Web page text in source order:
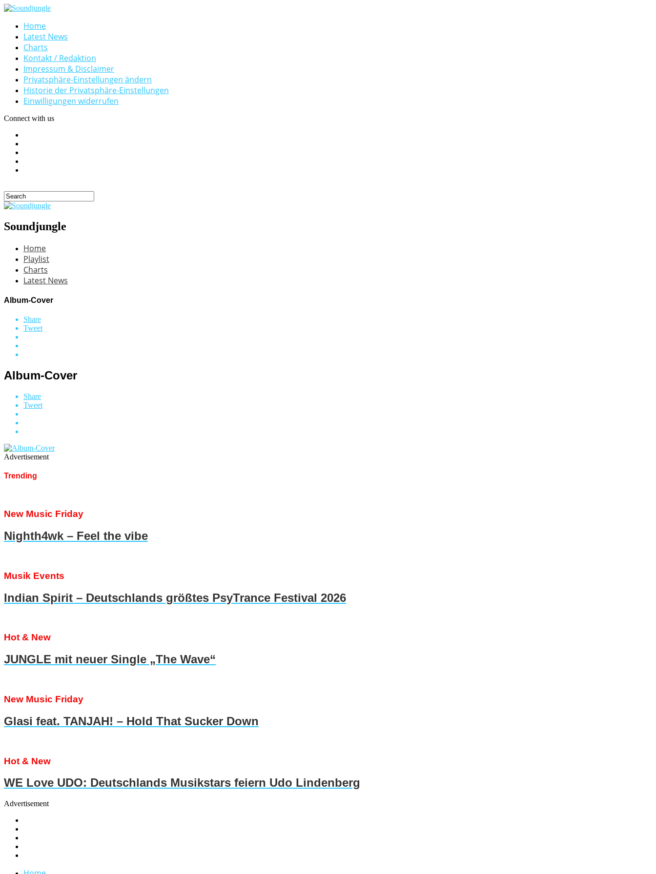
Home
Latest News
Charts
Kontakt / Redaktion
Impressum & Disclaimer
Privatsphäre-Einstellungen ändern
Historie der Privatsphäre-Einstellungen
Einwilligungen widerrufen
Connect with us
Soundjungle
Home
Playlist
Charts
Latest News
Album-Cover
Share
Tweet
Album-Cover
Share
Tweet
Advertisement
Trending
New Music Friday
Nighth4wk – Feel the vibe
Musik Events
Indian Spirit – Deutschlands größtes PsyTrance Festival 2026
Hot & New
JUNGLE mit neuer Single „The Wave“
New Music Friday
Glasi feat. TANJAH! – Hold That Sucker Down
Hot & New
WE Love UDO: Deutschlands Musikstars feiern Udo Lindenberg
Advertisement